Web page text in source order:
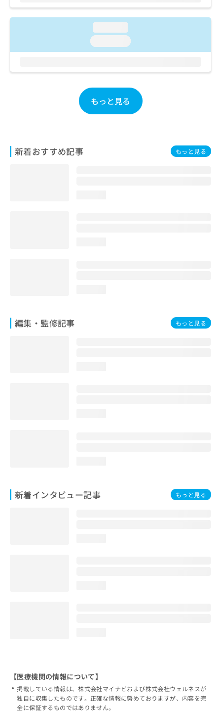
もっと見る
新着おすすめ記事 もっと見る
編集・監修記事 もっと見る
新着インタビュー記事 もっと見る
お
問
こ
【医療機関の情報について】
掲載している情報は、株式会社マイナビおよび株式会社ウェルネスが
独自に収集したものです。正確な情報に努めておりますが、内容を完
全に保証するものではありません。